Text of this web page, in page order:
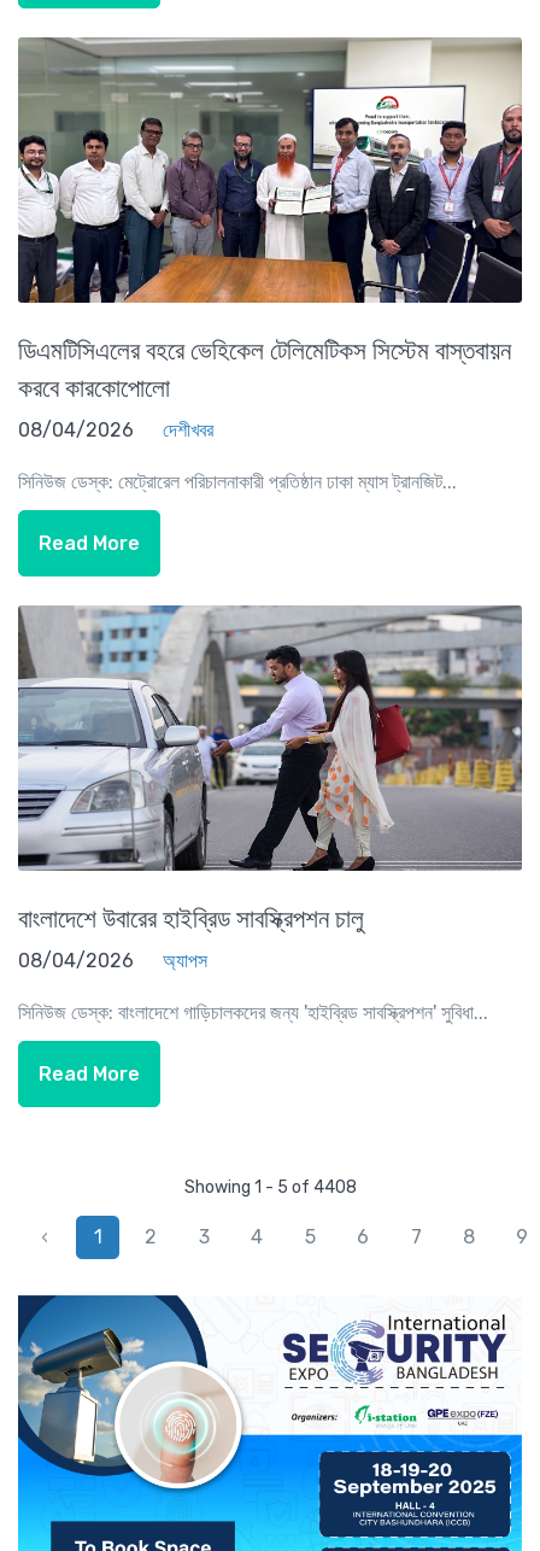
ডিএমটিসিএলের বহরে ভেহিকেল টেলিমেটিকস সিস্টেম বাস্তবায়ন
করবে কারকোপোলো
08/04/2026 দেশীখবর
সিনিউজ ডেস্ক: মেট্রোরেল পরিচালনাকারী প্রতিষ্ঠান ঢাকা ম্যাস ট্রানজিট...
Read More
বাংলাদেশে উবারের হাইব্রিড সাবস্ক্রিপশন চালু
08/04/2026 অ্যাপস
সিনিউজ ডেস্ক: বাংলাদেশে গাড়িচালকদের জন্য 'হাইব্রিড সাবস্ক্রিপশন' সুবিধা...
Read More
Showing 1 - 5 of 4408
‹ 1 2 3 4 5 6 7 8 9